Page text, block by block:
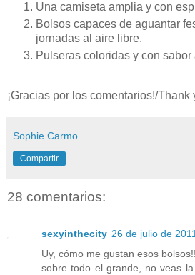
Una camiseta amplia y con
Bolsos capaces de aguantar
jornadas al aire libre.
Pulseras coloridas y con sabor
¡Gracias por los comentarios!/Thank
Sophie Carmo
Compartir
28 comentarios:
sexyinthecity 26 de julio de
Uy, cómo me gustan esos
sobre todo el grande, no veas